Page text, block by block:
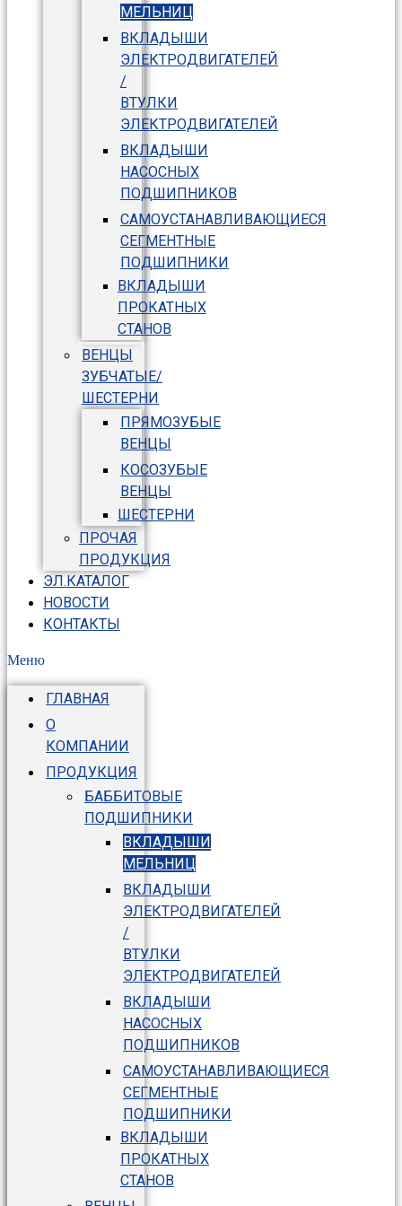
МЕЛЬНИЦ
ВКЛАДЫШИ
ЭЛЕКТРОДВИГАТЕЛЕЙ
/
ВТУЛКИ
ЭЛЕКТРОДВИГАТЕЛЕЙ
ВКЛАДЫШИ
НАСОСНЫХ
ПОДШИПНИКОВ
САМОУСТАНАВЛИВАЮЩИЕСЯ
СЕГМЕНТНЫЕ
ПОДШИПНИКИ
ВКЛАДЫШИ
ПРОКАТНЫХ
СТАНОВ
ВЕНЦЫ
ЗУБЧАТЫЕ/
ШЕСТЕРНИ
ПРЯМОЗУБЫЕ
ВЕНЦЫ
КОСОЗУБЫЕ
ВЕНЦЫ
ШЕСТЕРНИ
ПРОЧАЯ
ПРОДУКЦИЯ
ЭЛ.КАТАЛОГ
НОВОСТИ
КОНТАКТЫ
Меню
ГЛАВНАЯ
О
КОМПАНИИ
ПРОДУКЦИЯ
БАББИТОВЫЕ
ПОДШИПНИКИ
ВКЛАДЫШИ
МЕЛЬНИЦ
ВКЛАДЫШИ
ЭЛЕКТРОДВИГАТЕЛЕЙ
/
ВТУЛКИ
ЭЛЕКТРОДВИГАТЕЛЕЙ
ВКЛАДЫШИ
НАСОСНЫХ
ПОДШИПНИКОВ
САМОУСТАНАВЛИВАЮЩИЕСЯ
СЕГМЕНТНЫЕ
ПОДШИПНИКИ
ВКЛАДЫШИ
ПРОКАТНЫХ
СТАНОВ